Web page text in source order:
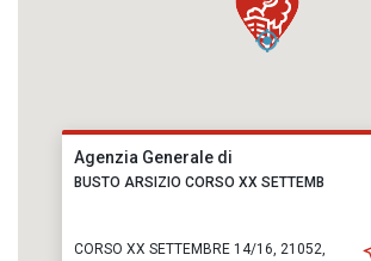
Agenzia Generale di
BUSTO ARSIZIO CORSO XX SETTEMB
CORSO XX SETTEMBRE 14/16, 21052,